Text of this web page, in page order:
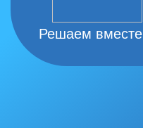
Решаем вместе